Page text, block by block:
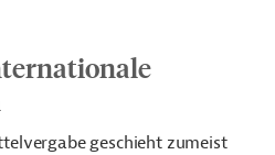
geschieht zumeist